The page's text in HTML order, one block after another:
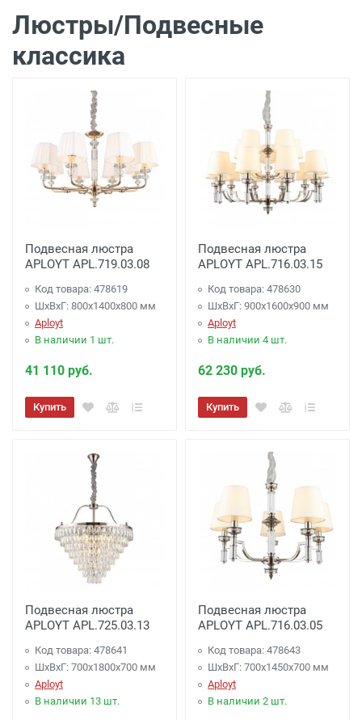
Люстры/Подвесные
классика
Подвесная люстра
APLOYT APL.719.03.08
Код товара: 478619
ШхВхГ: 800x1400x800 мм
Aployt
В наличии 1 шт.
41 110 руб.
Купить
Подвесная люстра
APLOYT APL.716.03.15
Код товара: 478630
ШхВхГ: 900x1600x900 мм
Aployt
В наличии 4 шт.
62 230 руб.
Купить
Подвесная люстра
APLOYT APL.725.03.13
Код товара: 478641
ШхВхГ: 700x1800x700 мм
Aployt
В наличии 13 шт.
Подвесная люстра
APLOYT APL.716.03.05
Код товара: 478643
ШхВхГ: 700x1450x700 мм
Aployt
В наличии 2 шт.